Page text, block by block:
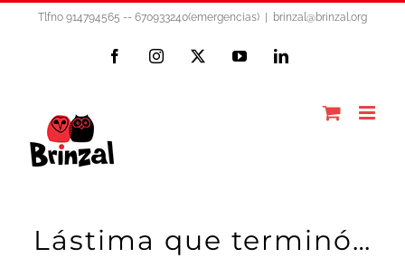
Tlfno 914794565 -- 670933240(emergencias) brinzal@brinzal.org
FacebookInstagram YouTubeLinkedIn
Lástima que terminó…